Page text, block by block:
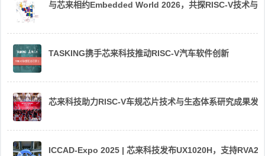
与芯来相约Embedded World 2026，共探RISC-V技术与
TASKING携手芯来科技推动RISC-V汽车软件创新
芯来科技助力RISC-V车规芯片技术与生态体系研究成果发
ICCAD-Expo 2025 | 芯来科技发布UX1020H，支持